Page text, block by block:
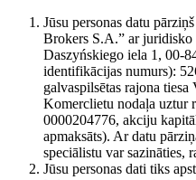
Jūsu personas datu
Brokers S.A.” ar juridisko
Daszyńskiego iela 1, 00-
identifikācijas numurs):
galvaspilsētas rajona
Komerclietu nodaļa uztur
0000204776, akciju
apmaksāts). Ar datu
speciālistu var sazināties,
Jūsu personas dati tiks